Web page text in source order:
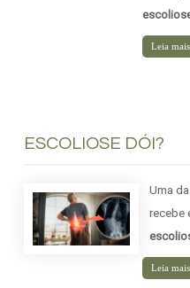
Leia
ESCOLIOSE DÓI?
Uma
recebe
Leia